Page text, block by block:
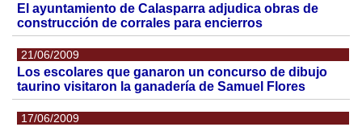
El ayuntamiento de Calasparra adjudica obras de
construcción de corrales para encierros
21/06/2009
Los escolares que ganaron un concurso de dibujo
taurino visitaron la ganadería de Samuel Flores
17/06/2009